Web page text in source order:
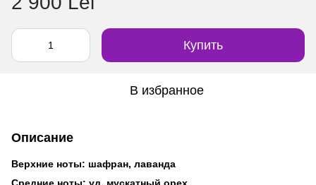
Купить
В избранное
Описание
Верхние ноты: шафран, лаванда